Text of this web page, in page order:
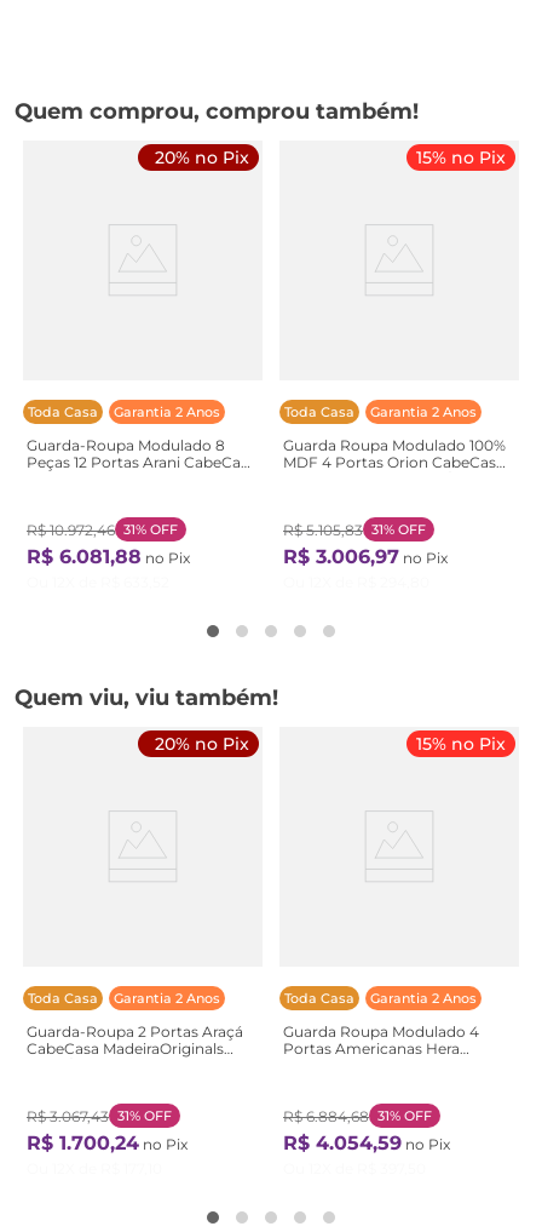
Quem comprou, comprou também!
Toda Casa Garantia 2 Anos
20% no Pix
Guarda-Roupa Modulado 8
Peças 12 Portas Arani CabeCasa
Cinamomo/Offwhite
R$ 10.972,46 31% OFF
R$ 6.081,88 no Pix
Toda Casa Garantia 2 Anos
15% no Pix
Guarda Roupa Modulado 100%
MDF 4 Portas Orion CabeCasa
R$ 5.105,83 31% OFF
R$ 3.006,97 no Pix
Quem viu, viu também!
Toda Casa Garantia 2 Anos
20% no Pix
Guarda-Roupa 2 Portas Araçá
CabeCasa MadeiraOriginals
R$ 3.067,43 31% OFF
R$ 1.700,24 no Pix
Toda Casa Garantia 2 Anos
15% no Pix
Guarda Roupa Modulado 4
Portas Americanas Hera
Branco/Algodão Branco Geada
R$ 6.884,68 31% OFF
R$ 4.054,59 no Pix